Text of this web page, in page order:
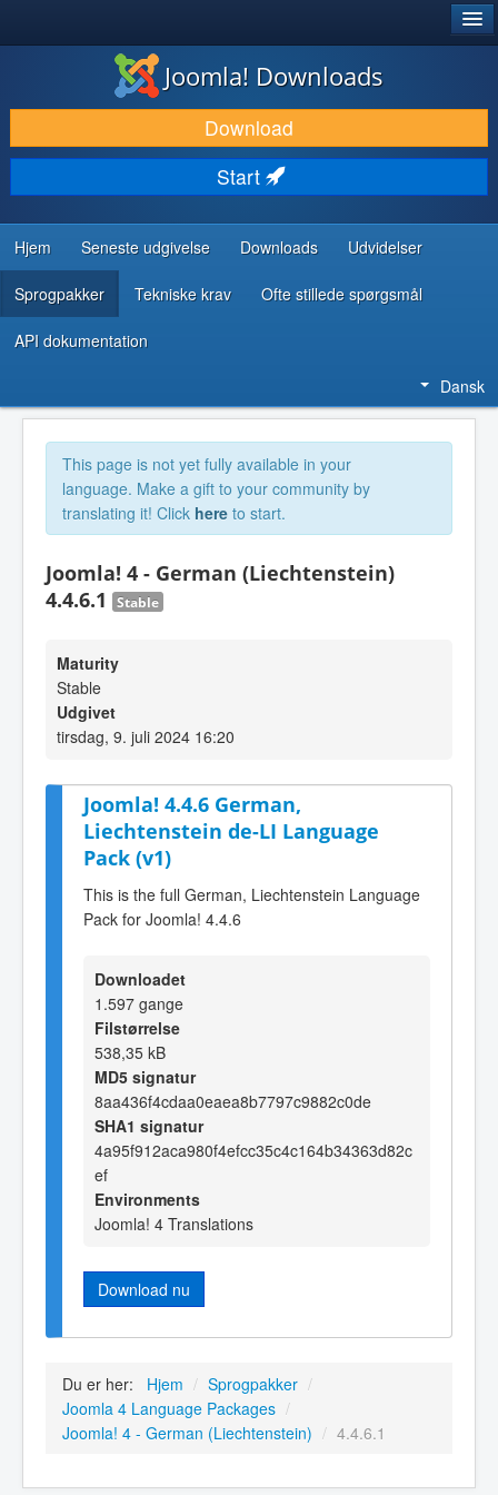
DOWNLOAD & UDVID
OPDAG & LÆR
FÆLLESSKABET & SUPPORT
UDVIKLERRESSOURCER
Joomla! Downloads
Download
Start
Hjem Seneste udgivelse Downloads Udvidelser
Sprogpakker Tekniske krav Ofte stillede spørgsmål
API dokumentation
Dansk
This page is not yet fully available in your
language. Make a gift to your community by
translating it! Click here to start.
Joomla! 4 - German (Liechtenstein)
4.4.6.1
Stable
Maturity
Stable
Udgivet
tirsdag, 9. juli 2024 16:20
Joomla! 4.4.6 German,
Liechtenstein de-LI Language
Pack (v1)
This is the full German, Liechtenstein Language
Pack for Joomla! 4.4.6
Downloadet
1.597 gange
Filstørrelse
538,35 kB
MD5 signatur
8aa436f4cdaa0eaea8b7797c9882c0de
SHA1 signatur
4a95f912aca980f4efcc35c4c164b34363d82c
ef
Environments
Joomla! 4 Translations
Download nu
Du er her: Hjem / Sprogpakker /
Joomla 4 Language Packages /
Joomla! 4 - German (Liechtenstein) / 4.4.6.1